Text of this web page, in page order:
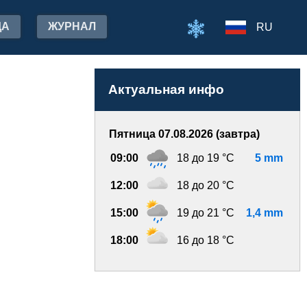
ЖУРНАЛ RU
Актуальная инфо
Пятница 07.08.2026 (завтра)
09:00 18 до 19 °C 5 mm
12:00 18 до 20 °C
15:00 19 до 21 °C 1,4 mm
18:00 16 до 18 °C